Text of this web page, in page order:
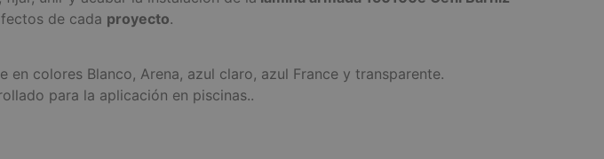
de cada proyecto.
colores Blanco, Arena, azul claro, azul France y transparente.
para la aplicación en piscinas..